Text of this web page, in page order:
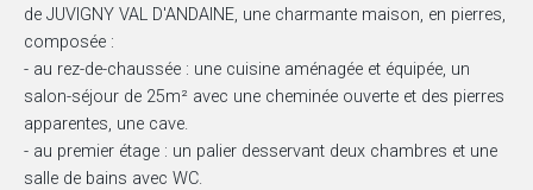
de JUVIGNY VAL D'ANDAINE, une charmante maison, en pierres,
composée :
- au rez-de-chaussée : une cuisine aménagée et équipée, un
salon-séjour de 25m² avec une cheminée ouverte et des pierres
apparentes, une cave.
- au premier étage : un palier desservant deux chambres et une
salle de bains avec WC.